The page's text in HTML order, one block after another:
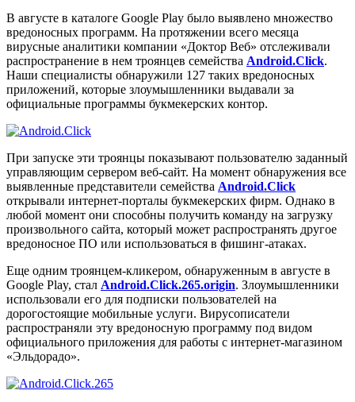
В августе в каталоге Google Play было выявлено множество
вредоносных программ. На протяжении всего месяца
вирусные аналитики компании «Доктор Веб» отслеживали
распространение в нем троянцев семейства Android.Click.
Наши специалисты обнаружили 127 таких вредоносных
приложений, которые злоумышленники выдавали за
официальные программы букмекерских контор.
При запуске эти троянцы показывают пользователю заданный
управляющим сервером веб-сайт. На момент обнаружения все
выявленные представители семейства Android.Click
открывали интернет-порталы букмекерских фирм. Однако в
любой момент они способны получить команду на загрузку
произвольного сайта, который может распространять другое
вредоносное ПО или использоваться в фишинг-атаках.
Еще одним троянцем-кликером, обнаруженным в августе в
Google Play, стал Android.Click.265.origin. Злоумышленники
использовали его для подписки пользователей на
дорогостоящие мобильные услуги. Вирусописатели
распространяли эту вредоносную программу под видом
официального приложения для работы с интернет-магазином
«Эльдорадо».